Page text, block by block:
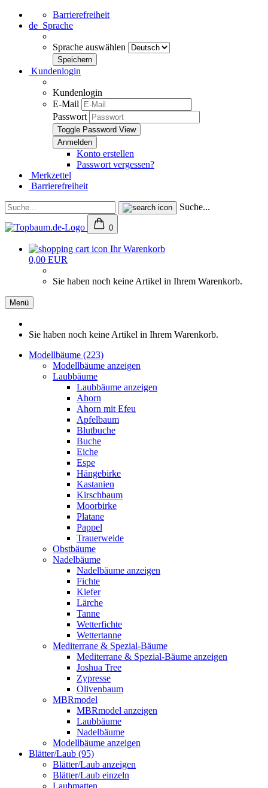
Barrierefreiheit
de Sprache
Sprache auswählen
Kundenlogin
Kundenlogin
E-Mail
Passwort
Toggle Password View
Konto erstellen
Passwort vergessen?
Merkzettel
Barrierefreiheit
Suche...
0
Ihr Warenkorb
0,00 EUR
Sie haben noch keine Artikel in Ihrem Warenkorb.
Menü
Sie haben noch keine Artikel in Ihrem Warenkorb.
Modellbäume (223)
Modellbäume anzeigen
Laubbäume
Laubbäume anzeigen
Ahorn
Ahorn mit Efeu
Apfelbaum
Blutbuche
Buche
Eiche
Espe
Hängebirke
Kastanien
Kirschbaum
Moorbirke
Platane
Pappel
Trauerweide
Obstbäume
Nadelbäume
Nadelbäume anzeigen
Fichte
Kiefer
Lärche
Tanne
Wetterfichte
Wettertanne
Mediterrane & Spezial-Bäume
Mediterrane & Spezial-Bäume anzeigen
Joshua Tree
Zypresse
Olivenbaum
MBRmodel
MBRmodel anzeigen
Laubbäume
Nadelbäume
Modellbäume anzeigen
Blätter/Laub (95)
Blätter/Laub anzeigen
Blätter/Laub einzeln
Laubmatten